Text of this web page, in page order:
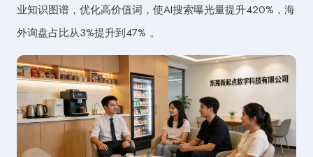
业知识图谱，优化高价值词，使AI搜索曝光量提升420%，海
外询盘占比从3%提升到47% 。